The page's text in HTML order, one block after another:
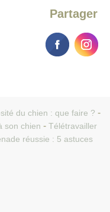
Partager
du chien : que faire ?
son chien
Télétravailler
réussie : 5 astuces